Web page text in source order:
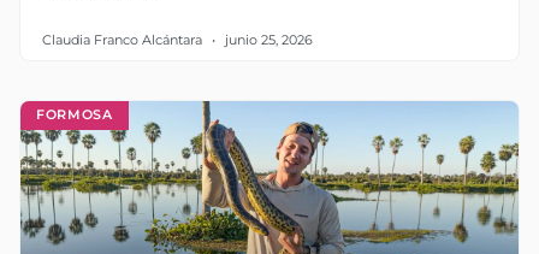
Claudia Franco Alcántara junio 25, 2026
FORMOSA